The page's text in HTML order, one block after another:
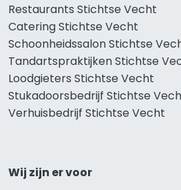
Restaurants Stichtse Vecht
Catering Stichtse Vecht
Schoonheidssalon Stichtse
Tandartspraktijken Stichtse
Loodgieters Stichtse Vecht
Stukadoorsbedrijf Stichtse
Verhuisbedrijf Stichtse Vecht
Wij zijn er voor